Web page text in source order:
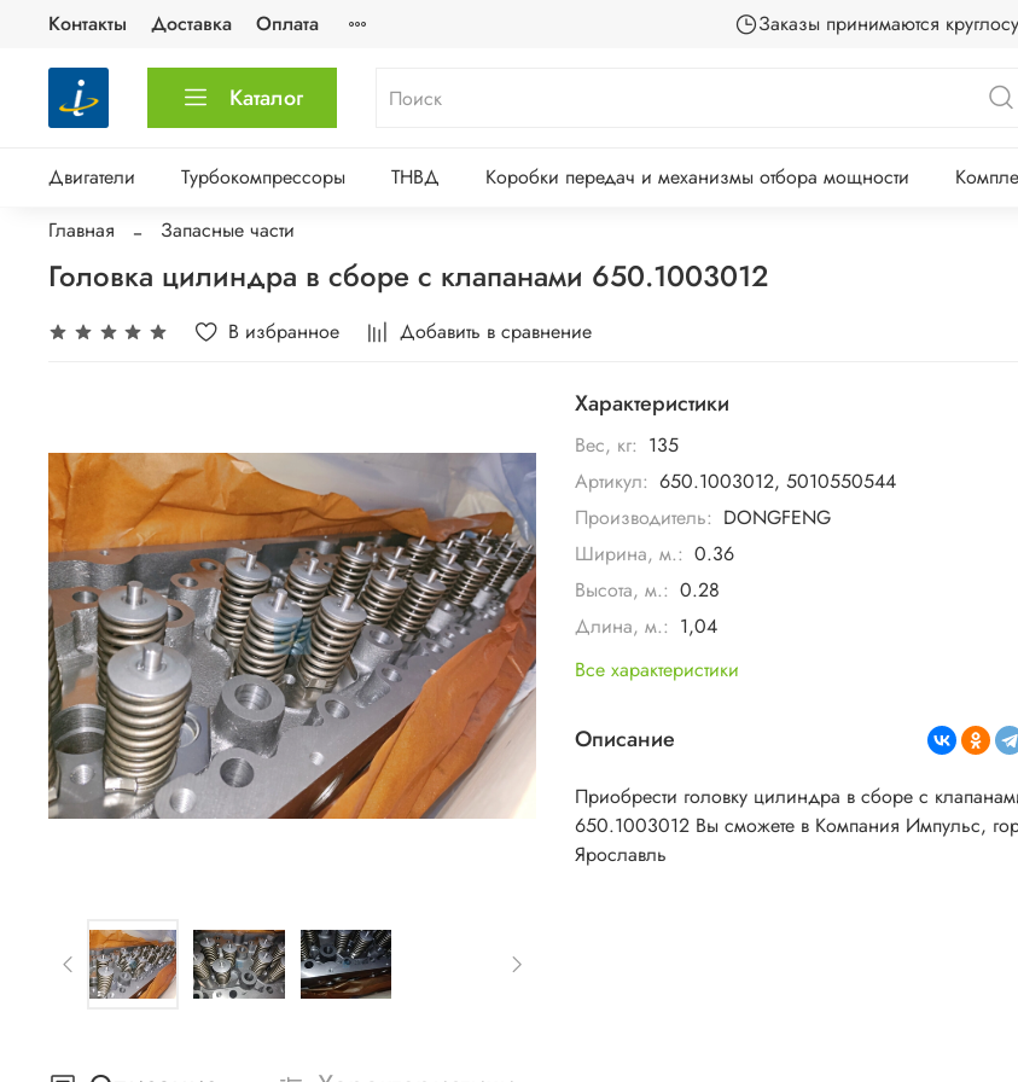
Контакты Доставка Оплата Заказы принимаются
Каталог
Двигатели Турбокомпрессоры ТНВД Коробки передач и механизмы отбора мощности
Главная
Запасные части
Головка цилиндра в сборе с клапанами 650.1003012
В избранное Добавить в сравнение
Характеристики
Вес, кг: 135
Артикул: 650.1003012, 5010550544
Производитель: DONGFENG
Ширина, м.: 0.36
Высота, м.: 0.28
Длина, м.: 1,04
Все характеристики
Описание
Приобрести головку цилиндра в сборе с
650.1003012 Вы сможете в Компания Импульс,
Ярославль